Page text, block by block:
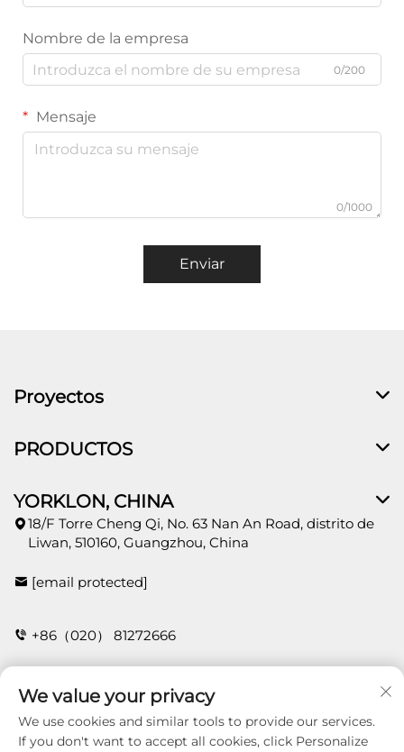
Nombre de la empresa
0/200
Mensaje
0/1000
Enviar
Proyectos
PRODUCTOS
YORKLON, CHINA
18/F Torre Cheng Qi, No. 63 Nan An Road, distrito de
Liwan, 510160, Guangzhou, China
[email protected]
+86（020） 81272666
CONTACTO
We value your privacy
We use cookies and similar tools to provide our services.
If you don't want to accept all cookies, click Personalize